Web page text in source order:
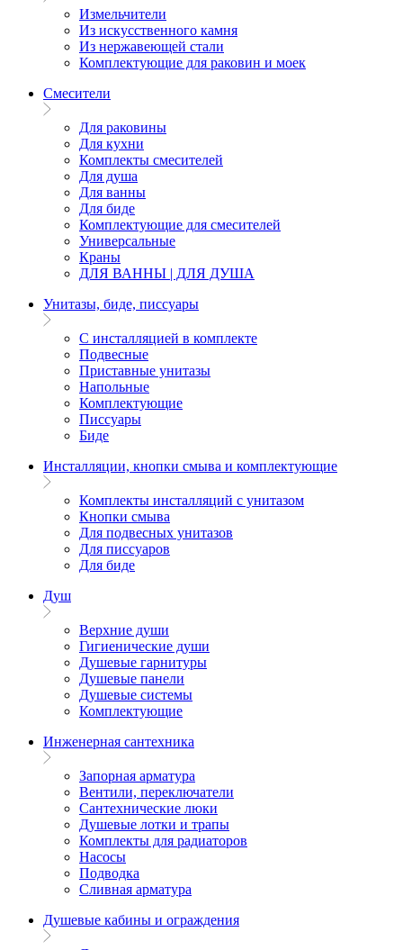
Измельчители
Из искусственного камня
Из нержавеющей стали
Комплектующие для раковин и моек
Смесители
Для раковины
Для кухни
Комплекты смесителей
Для душа
Для ванны
Для биде
Комплектующие для смесителей
Универсальные
Краны
ДЛЯ ВАННЫ | ДЛЯ ДУША
Унитазы, биде, писсуары
С инсталляцией в комплекте
Подвесные
Приставные унитазы
Напольные
Комплектующие
Писсуары
Биде
Инсталляции, кнопки смыва и комплектующие
Комплекты инсталляций с унитазом
Кнопки смыва
Для подвесных унитазов
Для писсуаров
Для биде
Душ
Верхние души
Гигиенические души
Душевые гарнитуры
Душевые панели
Душевые системы
Комплектующие
Инженерная сантехника
Запорная арматура
Вентили, переключатели
Сантехнические люки
Душевые лотки и трапы
Комплекты для радиаторов
Насосы
Подводка
Сливная арматура
Душевые кабины и ограждения